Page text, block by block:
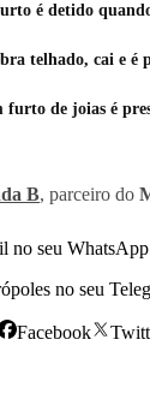
é detido
telhado, cai e é
furto de joias é
B, parceiro do
no seu
no seu
Facebook